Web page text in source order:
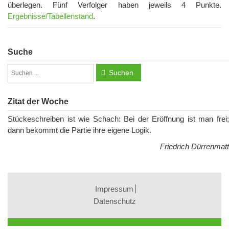
überlegen. Fünf Verfolger haben jeweils 4 Punkte.
Ergebnisse/Tabellenstand.
Suche
Suchen
Zitat der Woche
Stückeschreiben ist wie Schach: Bei der Eröffnung ist man frei;
dann bekommt die Partie ihre eigene Logik.
Friedrich Dürrenmatt
Impressum
Datenschutz